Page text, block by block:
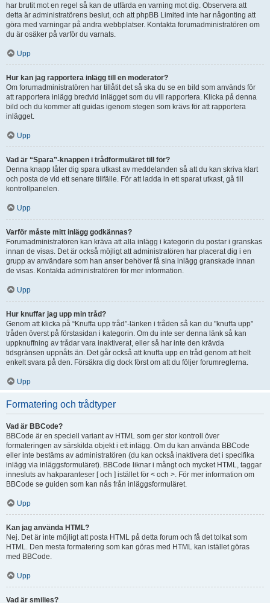
har brutit mot en regel så kan de utfärda en varning mot dig. Observera att
detta är administratörens beslut, och att phpBB Limited inte har någonting att
göra med varningar på andra webbplatser. Kontakta forumadministratören om
du är osäker på varför du varnats.
Upp
Hur kan jag rapportera inlägg till en moderator?
Om forumadministratören har tillåtit det så ska du se en bild som används för
att rapportera inlägg bredvid inlägget som du vill rapportera. Klicka på denna
bild och du kommer att guidas igenom stegen som krävs för att rapportera
inlägget.
Upp
Vad är “Spara”-knappen i trådformuläret till för?
Denna knapp låter dig spara utkast av meddelanden så att du kan skriva klart
och posta de vid ett senare tillfälle. För att ladda in ett sparat utkast, gå till
kontrollpanelen.
Upp
Varför måste mitt inlägg godkännas?
Forumadministratören kan kräva att alla inlägg i kategorin du postar i granskas
innan de visas. Det är också möjligt att administratören har placerat dig i en
grupp av användare som han anser behöver få sina inlägg granskade innan
de visas. Kontakta administratören för mer information.
Upp
Hur knuffar jag upp min tråd?
Genom att klicka på “Knuffa upp tråd”-länken i tråden så kan du "knuffa upp"
tråden överst på förstasidan i kategorin. Om du inte ser denna länk så kan
uppknuffning av trådar vara inaktiverat, eller så har inte den krävda
tidsgränsen uppnåts än. Det går också att knuffa upp en tråd genom att helt
enkelt svara på den. Försäkra dig dock först om att du följer forumreglerna.
Upp
Formatering och trådtyper
Vad är BBCode?
BBCode är en speciell variant av HTML som ger stor kontroll över
formateringen av särskilda objekt i ett inlägg. Om du kan använda BBCode
eller inte bestäms av administratören (du kan också inaktivera det i specifika
inlägg via inläggsformuläret). BBCode liknar i mångt och mycket HTML, taggar
innesluts av hakparanteser [ och ] istället för < och >. För mer information om
BBCode se guiden som kan nås från inläggsformuläret.
Upp
Kan jag använda HTML?
Nej. Det är inte möjligt att posta HTML på detta forum och få det tolkat som
HTML. Den mesta formatering som kan göras med HTML kan istället göras
med BBCode.
Upp
Vad är smilies?